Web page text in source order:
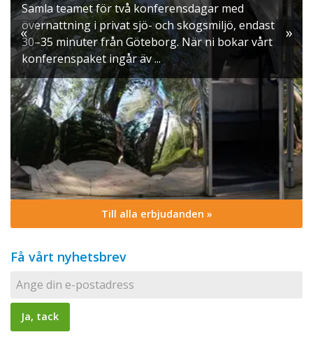
Samla teamet för två konferensdagar med
övernattning i privat sjö- och skogsmiljö, endast
30–35 minuter från Göteborg. När ni bokar vårt
konferenspaket ingår äv ...
« »
Till alla erbjudanden »
Få vårt nyhetsbrev